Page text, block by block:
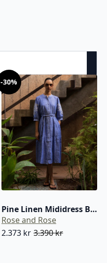
-30%
Pine Linen Mididress Blue Chambray
Rose and Rose
3.390kr
Opprinnelig
2.373 kr
Nåværende